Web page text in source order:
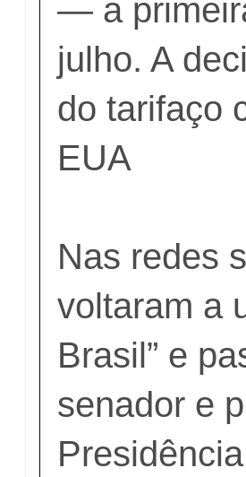
— a
julho. A
do tarifaço
EUA
Nas redes
voltaram a
Brasil” e
senador e